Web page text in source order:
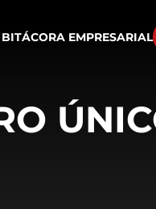
BITÁCORA EMPRESARIAL